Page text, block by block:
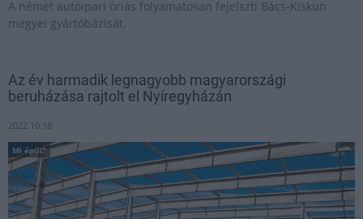
A német autóipari óriás folyamatosan fejelszti Bács-Kiskun
megyei gyártóbázisát.
Az év harmadik legnagyobb magyarországi
beruházása rajtolt el Nyíregyházán
2022.10.18
Mi épül?